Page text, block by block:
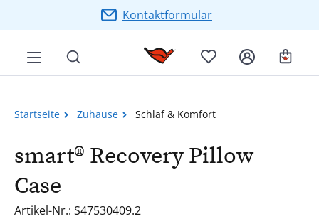
Zum Hauptinhalt springenKontaktformular
Startseite Zuhause Schlaf & Komfort
smart® Recovery Pillow
Case
Artikel-Nr.: S47530409.2